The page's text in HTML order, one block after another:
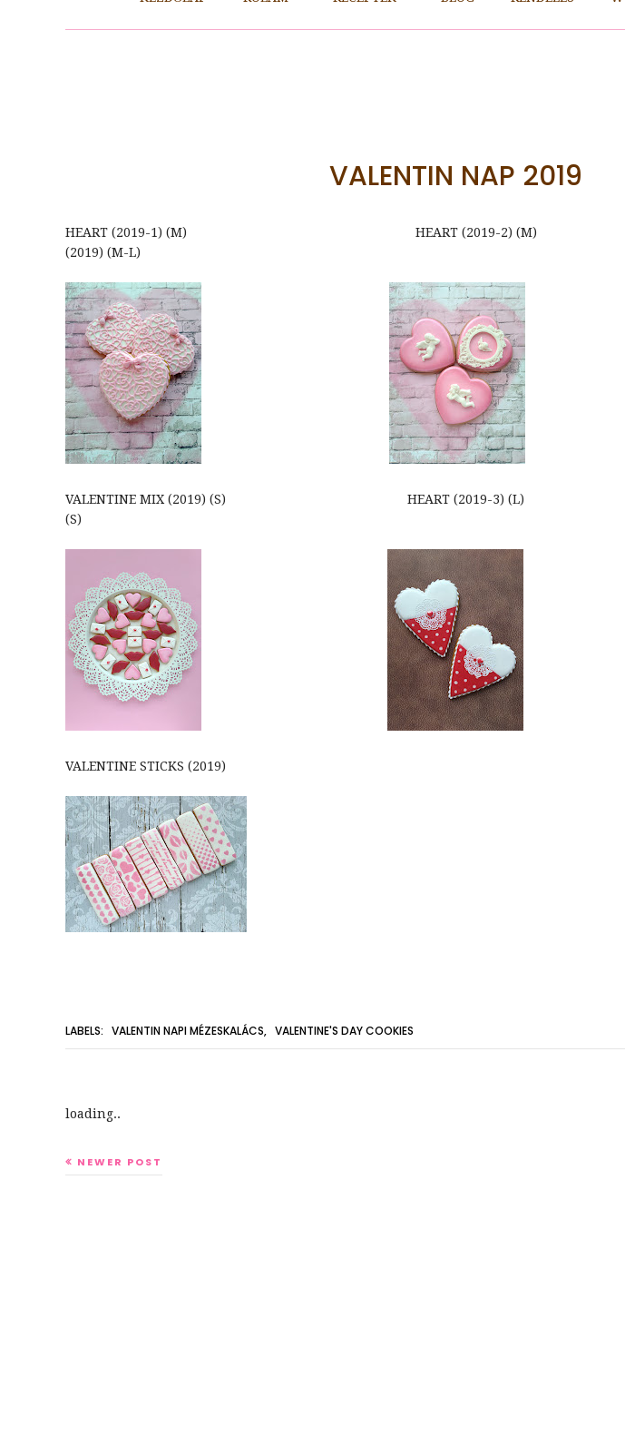
VALENTIN NAP 2019
HEART (2019-1) (M) HEART (2019-2) (M)
(2019) (M-L)
VALENTINE MIX (2019) (S) HEART (2019-3)
(S)
VALENTINE STICKS (2019)
LABELS: VALENTIN NAPI MÉZESKALÁCS, VALENTINE'S DAY COOKIES
loading..
NEWER POST